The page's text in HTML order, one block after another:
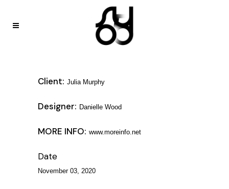
Client: Julia Murphy
Designer: Danielle Wood
MORE INFO: www.moreinfo.net
Date
November 03, 2020